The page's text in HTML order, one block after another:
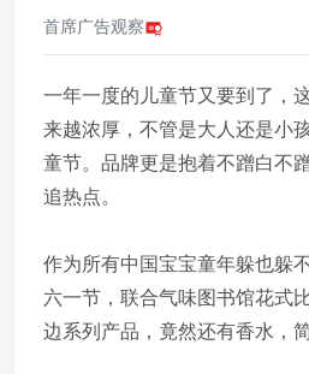
首席广告观察
一年一度的儿童节又要到了，
来越浓厚，不管是大人还是小
童节。品牌更是抱着不蹭白不
追热点。
作为所有中国宝宝童年躲也躲
六一节，联合气味图书馆花式
边系列产品，竟然还有香水，